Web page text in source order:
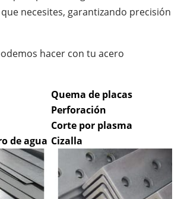
necesites, garantizando precisión
hacer con tu acero
de agua
Quema de placas
Perforación
Corte por plasma
Cizalla